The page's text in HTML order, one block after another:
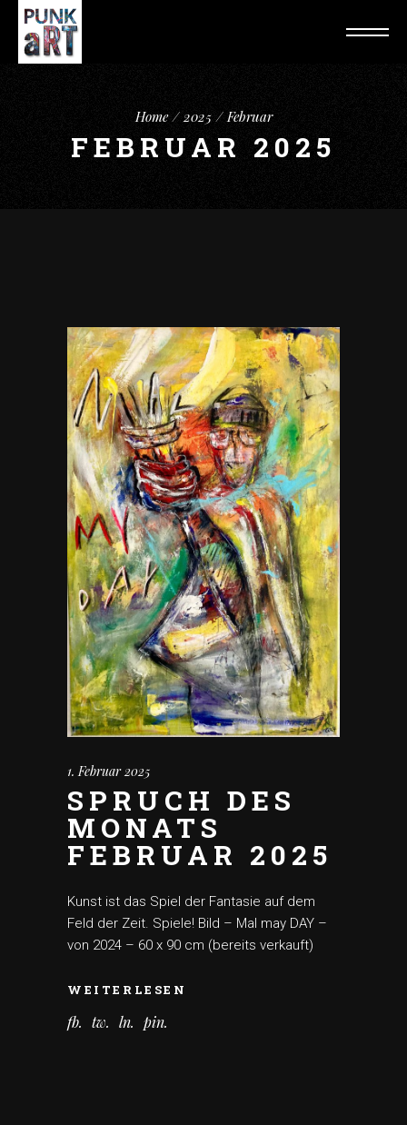
Home 2025 Februar
FEBRUAR 2025
1. Februar 2025
SPRUCH DES
MONATS
FEBRUAR 2025
Kunst ist das Spiel der Fantasie auf dem
Feld der Zeit. Spiele! Bild – Mal may DAY –
von 2024 – 60 x 90 cm (bereits verkauft)
WEITERLESEN
fb tw ln pin